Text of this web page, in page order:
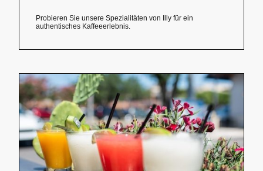
Probieren Sie unsere Spezialitäten von Illy für ein
authentisches Kaffeeerlebnis.